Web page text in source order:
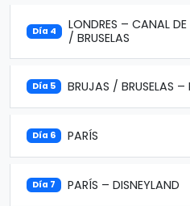
Día 4
LONDRES – CANAL
/ BRUSELAS
Día 5 BRUJAS / BRUSELAS –
Día 6 PARÍS
Día 7 PARÍS – DISNEYLAND